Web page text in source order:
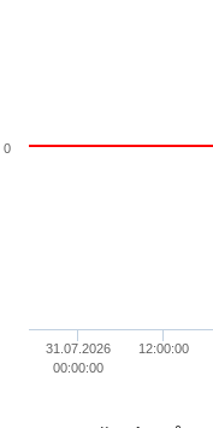
31.07.2026
00:00:00
12:00:00
0